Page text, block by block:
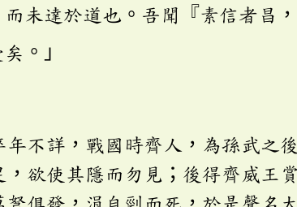
而未達於道也。吾聞『素信者
。」
不詳，戰國時齊人，為孫武之
，欲使其隱而勿見；後得齊威王
弩俱發，涓自剄而死，於是聲名